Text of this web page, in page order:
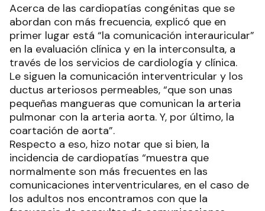
Acerca de las cardiopatías congénitas que se
abordan con más frecuencia, explicó que en
primer lugar está “la comunicación interauricular”
en la evaluación clínica y en la interconsulta, a
través de los servicios de cardiología y clínica.
Le siguen la comunicación interventricular y los
ductus arteriosos permeables, “que son unas
pequeñas mangueras que comunican la arteria
pulmonar con la arteria aorta. Y, por último, la
coartación de aorta”.
Respecto a eso, hizo notar que si bien, la
incidencia de cardiopatías “muestra que
normalmente son más frecuentes en las
comunicaciones interventriculares, en el caso de
los adultos nos encontramos con que la